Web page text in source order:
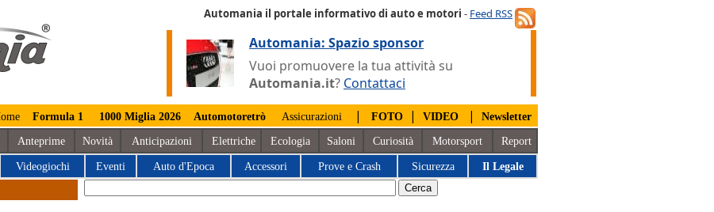
Automania il portale informativo di auto e motori - Feed RSS
Automania: Spazio sponsor
Vuoi promuovere la tua attività su
Automania.it? Contattaci
Formula 1 1000 Miglia 2026 Automotoretrò Assicurazioni | FOTO | VIDEO | Newsletter
Anteprime Novità Anticipazioni Elettriche Ecologia Saloni Curiosità Motorsport Report
Videogiochi Eventi Auto d'Epoca Accessori Prove e Crash Sicurezza Il Legale